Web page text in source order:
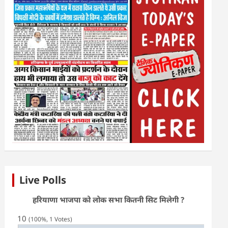
Live Polls
हरियाणा भाजपा को लोक सभा कितनी सिट मिलेगी ?
10(100%, 1 Votes)